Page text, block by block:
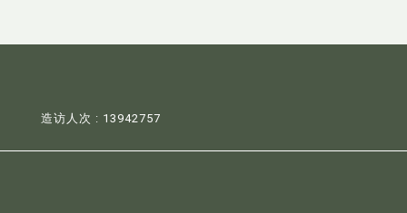
造访人次 : 13942757